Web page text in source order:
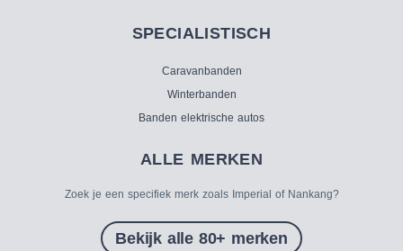
SPECIALISTISCH
Caravanbanden
Winterbanden
Banden elektrische autos
ALLE MERKEN
Zoek je een specifiek merk zoals Imperial of Nankang?
Bekijk alle 80+ merken